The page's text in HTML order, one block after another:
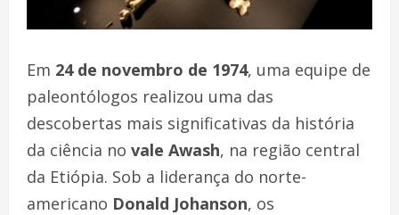
Em 24 de novembro de 1974, uma equipe de
paleontólogos realizou uma das
descobertas mais significativas da história
da ciência no vale Awash, na região central
da Etiópia. Sob a liderança do norte-
americano Donald Johanson, os